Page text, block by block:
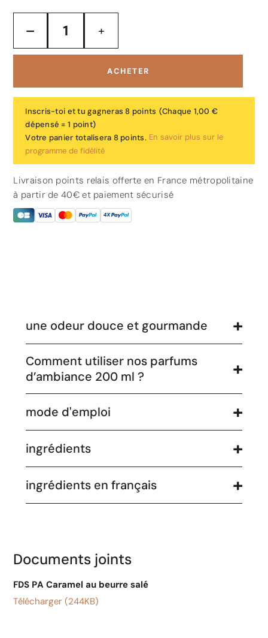
ACHETER
Inscris-toi et tu gagneras 8 points (Chaque 1,00 €
dépensé = 1 point)
Votre panier totalisera 8 points. En savoir plus sur le
programme de fidélité
Livraison points relais offerte en France métropolitaine
à partir de 40€ et paiement sécurisé
une odeur douce et gourmande
Comment utiliser nos parfums
d’ambiance 200 ml ?
mode d'emploi
ingrédients
ingrédients en français
Documents joints
FDS PA Caramel au beurre salé
Télécharger (244KB)